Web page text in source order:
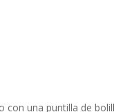
una puntilla de